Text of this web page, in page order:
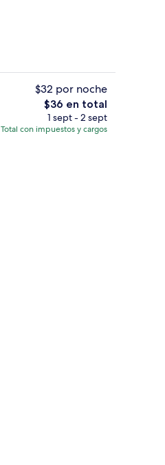
$32 por noche
El
precio
total
$36 en total
1 sept - 2 sept
Total con impuestos y cargos